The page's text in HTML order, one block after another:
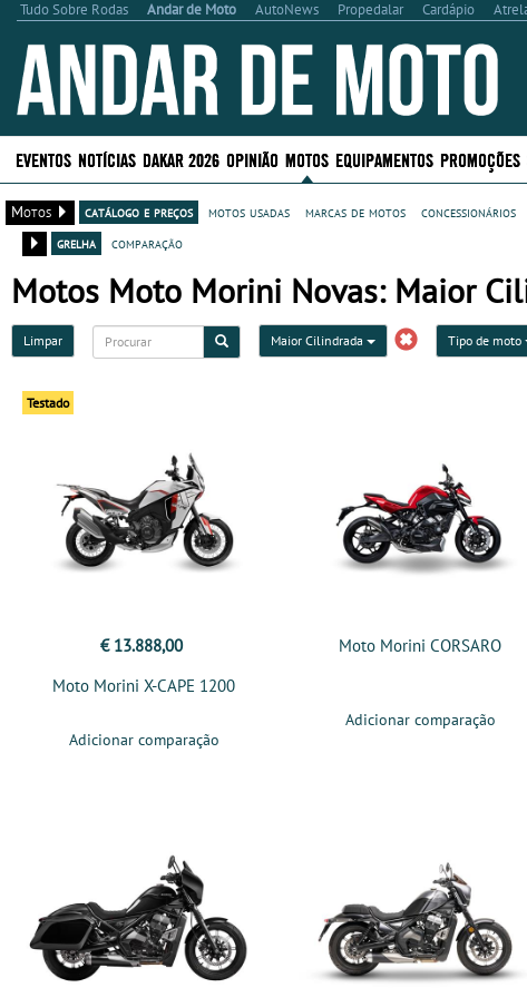
Tudo Sobre Rodas Andar de Moto AutoNews Propedalar Cardápio
EVENTOS NOTÍCIAS DAKAR 2026 OPINIÃO MOTOS EQUIPAMENTOS PROMOÇÕES
Motos catálogo e preços motos usadas marcas de motos concessionários
grelha
comparação
Motos Moto Morini Novas: Maior
Limpar Maior Cilindrada Tipo de moto
Testado
€ 13.888,00
Moto Morini X-CAPE 1200
Adicionar comparação
Moto Morini CORSARO
Adicionar comparação